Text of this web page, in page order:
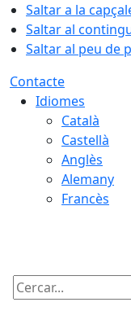
Saltar a la
Saltar al
Saltar al peu de
Contacte
Idiomes
Català
Castellà
Anglès
Alemany
Francès
Cercar: